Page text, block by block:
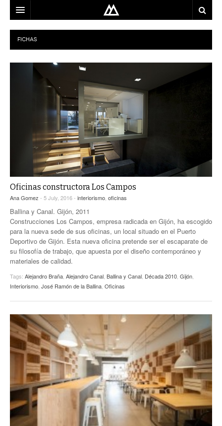
ARQUITECTO
LOCALIZACIÓN
BLOG
CONTACTO
FICHAS
Oficinas constructora Los Campos
Ana Gomez - 5 July, 2016 - interiorismo oficinas
Ballina y Canal. Gijón, 2011
Construcciones Los Campos, empresa radicada en Gijón, ha escogido
para la nueva sede de sus oficinas, un local situado en el Puerto
Deportivo de Gijón. Esta nueva oficina pretende ser el escaparate de
su filosofía de trabajo, que apuesta por el diseño contemporáneo y
materiales de calidad.
Tags: Alejandro Braña Alejandro Canal Ballina y Canal Década 2010 Gijón
Interiorismo José Ramón de la Ballina Oficinas